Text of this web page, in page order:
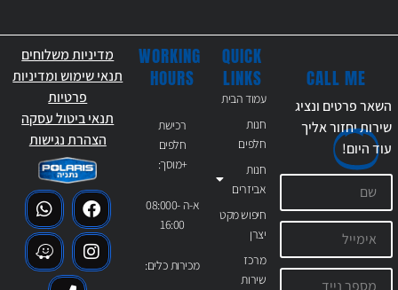
QUICK
LINKS
עמוד הבית
חנות
חלפים
חנות
אביזרים
חיפוש מקט
יצרן
מרכז
שירות
WORKING
HOURS
רכישת
חלפים
+מוסך:
א-ה 08:000-
16:00
מכירות כלים:
CALL ME
השאר פרטים ונציג
שירות יחזור אליך
עודהיום!
מדיניות משלוחים
תנאי שימוש ומדיניות
פרטיות
תנאי ביטול עסקה
הצהרת נגישות